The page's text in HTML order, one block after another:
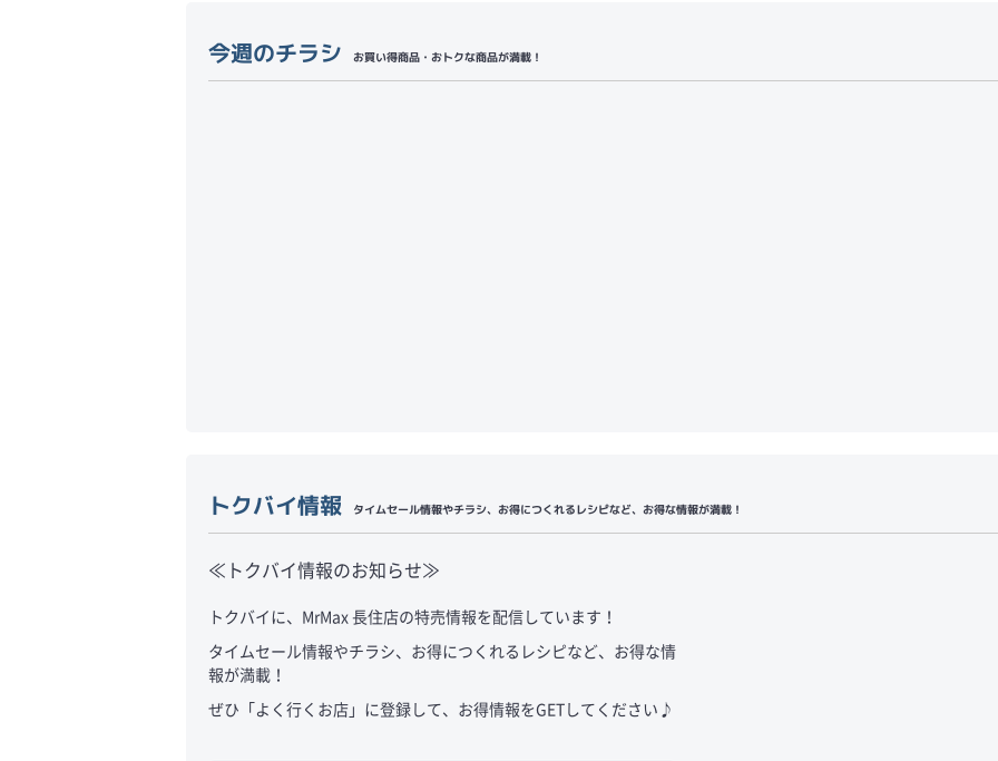
今週のチラシ お買い得商品・おトクな商品が満載！
トクバイ情報 タイムセール情報やチラシ、お得につくれるレシピなど、お得な情報が満載！
≪トクバイ情報のお知らせ≫
トクバイに、MrMax長住店の特売情報を配信しています！
タイムセール情報やチラシ、お得につくれるレシピなど、お得な情
報が満載！
ぜひ「よく行くお店」に登録して、お得情報をGETしてください♪